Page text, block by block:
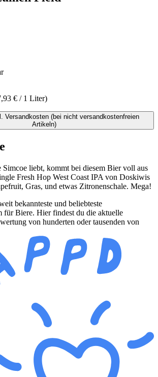
€ / 1 Liter)
Versandkosten (bei nicht versandkostenfreien
Artikeln)
Simcoe liebt, kommt bei diesem Bier voll aus
Fresh Hop West Coast IPA von Doskiwis
Gras, und etwas Zitronenschale. Mega!
bekannteste und beliebteste
für Biere. Hier findest du die aktuelle
von hunderten oder tausenden von